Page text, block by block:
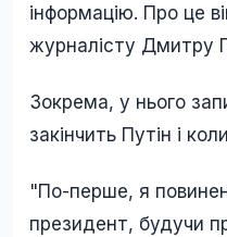
інформацію. Про це
журналісту Дмитру
Зокрема, у нього
закінчить Путін і
"По-перше, я
президент, будучи